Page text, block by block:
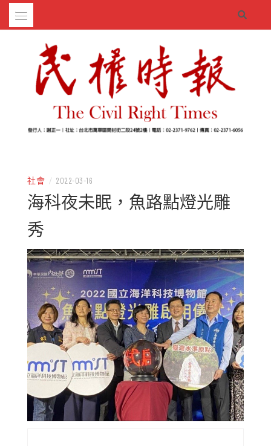
Skip
社會 / 2022-03-16
海科夜未眠，魚路點燈光雕
秀